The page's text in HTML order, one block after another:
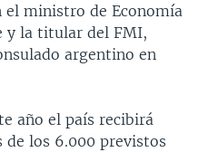
el ministro de Economía
y la titular del FMI,
argentino en
año el país recibirá
de los 6.000 previstos